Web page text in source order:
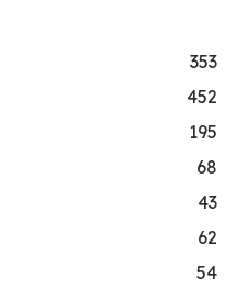
353
452
195
68
43
62
54